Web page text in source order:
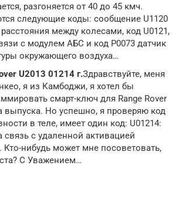
разгоняется от 40 до 45 кмч.
следующие коды: сообщение U1120
между колесами, код U0121,
с модулем АБС и код P0073 датчик
окружающего воздуха…
U2013 01214 г.Здравствуйте, меня
я из Камбоджи, я хотел бы
смарт-ключ для Range Rover
выпуска. Но успешно, я проверяю код
в теле, имеет один код: U01214:
связь с удаленной активацией
Кто-нибудь может мне посоветовать,
С Уважением…